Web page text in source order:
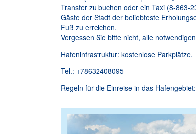
Transfer zu buchen oder ein Taxi (8-863-
Gäste der Stadt der beliebteste
Fuß zu erreichen.
Vergessen Sie bitte nicht, alle
Hafeninfrastruktur: kostenlose Parkplätze.
Tel.: +78632408095
Regeln für die Einreise in das